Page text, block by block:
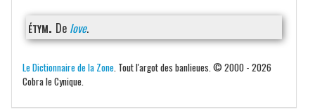
étym. De love.
Le Dictionnaire de la Zone . Tout l'argot des banlieues. © 2000 - 2026
Cobra le Cynique.